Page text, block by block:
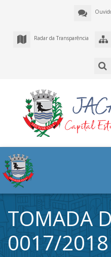
Radar da Transparência
TOMADA
0017/2018